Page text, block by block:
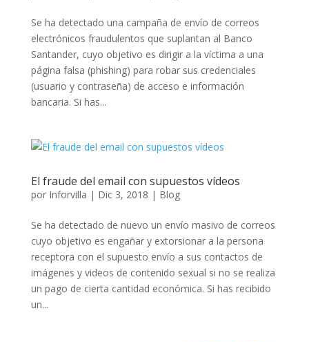
Se ha detectado una campaña de envío de correos
electrónicos fraudulentos que suplantan al Banco
Santander, cuyo objetivo es dirigir a la víctima a una
página falsa (phishing) para robar sus credenciales
(usuario y contraseña) de acceso e información
bancaria. Si has...
El fraude del email con supuestos vídeos
por Inforvilla | Dic 3, 2018 | Blog
Se ha detectado de nuevo un envío masivo de correos
cuyo objetivo es engañar y extorsionar a la persona
receptora con el supuesto envío a sus contactos de
imágenes y videos de contenido sexual si no se realiza
un pago de cierta cantidad económica. Si has recibido
un...